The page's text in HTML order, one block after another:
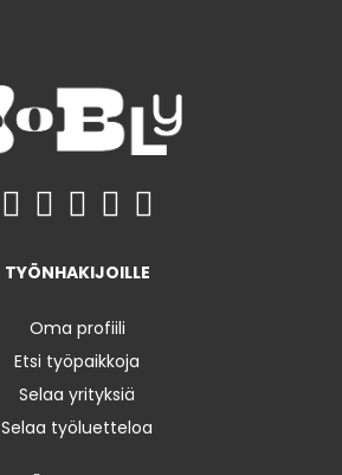
TYÖNHAKIJOILLE
Oma profiili
Etsi työpaikkoja
Selaa yrityksiä
Selaa työluetteloa